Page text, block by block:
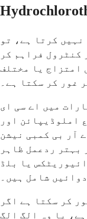
کرتا ہے، تو
کنٹرول فراہم کر
امتزاج یا مختلف
غور کر سکتا ہے۔
میں اے سی ای
املوڈیپائن اور
آر بی کمبی نیشن
بہتر ردعمل ظاہر
یا بلڈ
شامل ہیں۔
کر سکتا ہے اگر
یا وہ الگ الگ